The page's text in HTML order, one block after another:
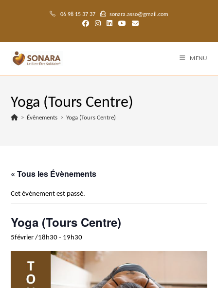
06 98 15 37 37 sonara.asso@gmail.com
MENU
Yoga (Tours Centre)
> Évènements > Yoga (Tours Centre)
« Tous les Évènements
Cet évènement est passé.
Yoga (Tours Centre)
5février /18h30 - 19h30